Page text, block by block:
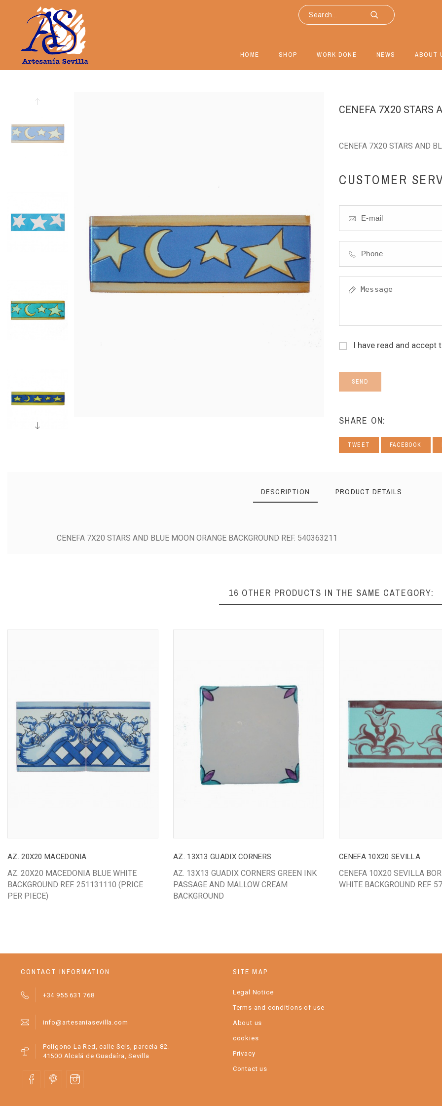
HOME SHOP WORK DONE NEWS ABOUT
CENEFA 7X20 STARS
CENEFA 7X20 STARS AND
CUSTOMER
I have read and accept
SEND
SHARE ON:
TWEET FACEBOOK
DESCRIPTION PRODUCT DETAILS
CENEFA 7X20 STARS AND BLUE MOON ORANGE BACKGROUND REF. 540363211
16 OTHER PRODUCTS IN THE SAME CATEGORY:
AZ. 20X20 MACEDONIA
AZ. 20X20 MACEDONIA BLUE WHITE
BACKGROUND REF. 251131110 (PRICE
PER PIECE)
AZ. 13X13 GUADIX CORNERS
AZ. 13X13 GUADIX CORNERS GREEN INK
PASSAGE AND MALLOW CREAM
BACKGROUND
CENEFA 10X20 SEVILLA
CENEFA 10X20 SEVILLA
WHITE BACKGROUND REF.
CONTACT INFORMATION
+34 955 631 768
info@artesaniasevilla.com
Polígono La Red, calle Seis, parcela 82.
41500 Alcalá de Guadaíra, Sevilla
SITE MAP
Legal Notice
Terms and conditions of use
About us
cookies
Privacy
Contact us